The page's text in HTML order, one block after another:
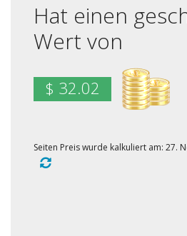
Hat einen
Wert von
$ 32.02
Seiten Preis wurde kalkuliert am: 27.